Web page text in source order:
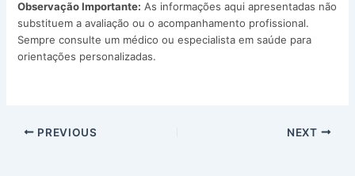
Observação Importante: As informações aqui apresentadas não
substituem a avaliação ou o acompanhamento profissional.
Sempre consulte um médico ou especialista em saúde para
orientações personalizadas.
PREVIOUS NEXT